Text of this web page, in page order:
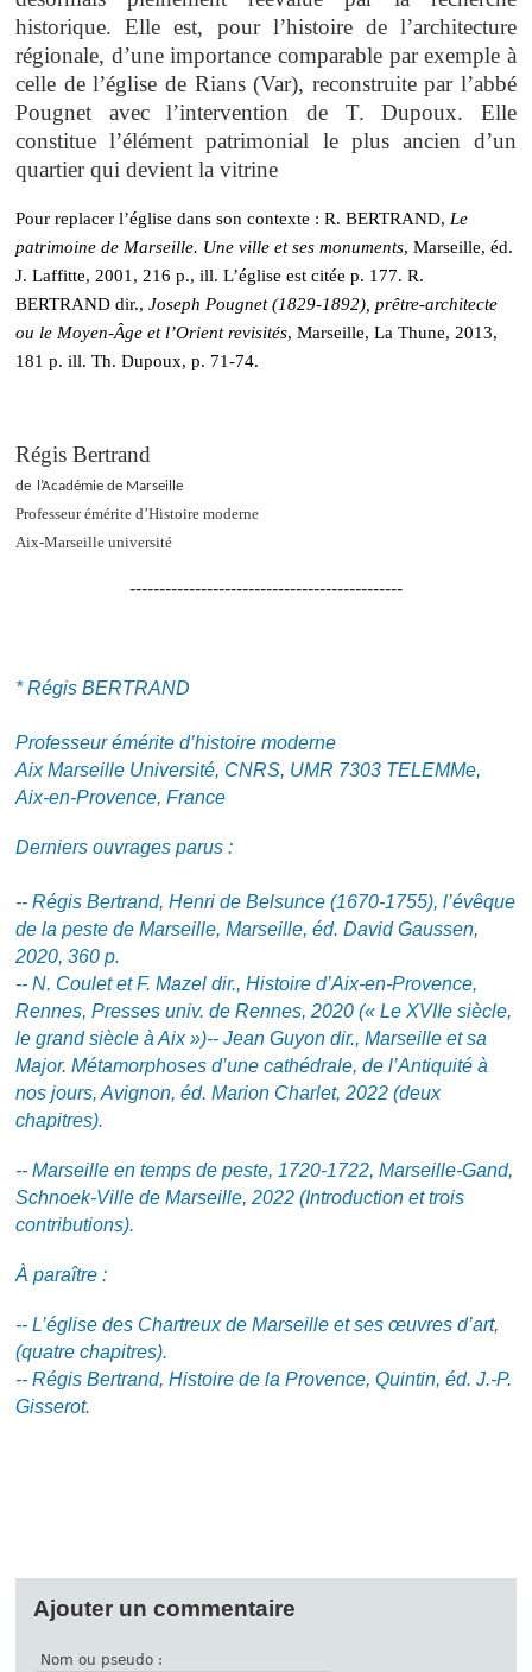
historique. Elle est, pour l’histoire de l’architecture
régionale, d’une importance comparable par exemple à
celle de l’église de Rians (Var), reconstruite par l’abbé
Pougnet avec l’intervention de T. Dupoux. Elle
constitue l’élément patrimonial le plus ancien d’un
quartier qui devient la vitrine
Pour replacer l’église dans son contexte : R. BERTRAND, Le
patrimoine de Marseille. Une ville et ses monuments, Marseille, éd.
J. Laffitte, 2001, 216 p., ill. L’église est citée p. 177. R.
BERTRAND dir.,Joseph Pougnet (1829-1892), prêtre-architecte
ou le Moyen-Âge et l’Orient revisités, Marseille, La Thune, 2013,
181 p. ill. Th. Dupoux, p. 71-74.
Régis Bertrand
de l’Académie de Marseille
Professeur émérite d’Histoire moderne
Aix-Marseille université
----------------------------------------------
* Régis BERTRAND
Professeur émérite d’histoire moderne
Aix Marseille Université, CNRS, UMR 7303 TELEMMe,
Aix-en-Provence, France
Derniers ouvrages parus :
-- Régis Bertrand, Henri de Belsunce (1670-1755), l’évêque
de la peste de Marseille, Marseille, éd. David Gaussen,
2020, 360 p.
-- N. Coulet et F. Mazel dir., Histoire d’Aix-en-Provence,
Rennes, Presses univ. de Rennes, 2020 (« Le XVIIe siècle,
le grand siècle à Aix »)-- Jean Guyon dir., Marseille et sa
Major. Métamorphoses d’une cathédrale, de l’Antiquité à
nos jours, Avignon, éd. Marion Charlet, 2022 (deux
chapitres).
-- Marseille en temps de peste, 1720-1722, Marseille-Gand,
Schnoek-Ville de Marseille, 2022 (Introduction et trois
contributions).
À paraître :
-- L’église des Chartreux de Marseille et ses œuvres d’art,
(quatre chapitres).
-- Régis Bertrand, Histoire de la Provence, Quintin, éd. J.-P.
Gisserot.
Ajouter un commentaire
Nom ou pseudo :